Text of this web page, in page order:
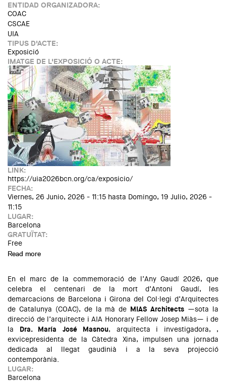
ENTIDAD ORGANIZADORA:
COAC
CSCAE
UIA
TIPUS D'ACTE:
Exposició
IMATGE DE L'EXPOSICIÓ O ACTE:
LINK:
https://uia2026bcn.org/ca/exposicio/
FECHA:
Viernes, 26 Junio, 2026 - 11:15 hasta Domingo, 19 Julio, 2026 -
11:15
LUGAR:
Barcelona
GRATUÏTAT:
Free
Read more
En el marc de la commemoració de l’Any Gaudí 2026, que
celebra el centenari de la mort d’Antoni Gaudí, les
demarcacions de Barcelona i Girona del Col·legi d’Arquitectes
de Catalunya (COAC), de la mà de MIAS Architects —sota la
direcció de l’arquitecte i AIA Honorary Fellow Josep Miàs— i de
la Dra. María José Masnou, arquitecta i investigadora, ,
exvicepresidenta de la Càtedra Xina, impulsen una jornada
dedicada al llegat gaudinià i a la seva projecció
contemporània.
LUGAR:
Barcelona